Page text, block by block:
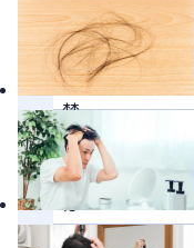
き
併
用
禁
忌
薬
は
な